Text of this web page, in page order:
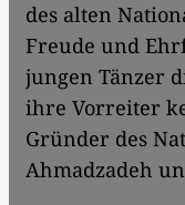
des alten
Freude und
jungen Tänzer
ihre Vorreiter
Gründer des
Ahmadzadeh